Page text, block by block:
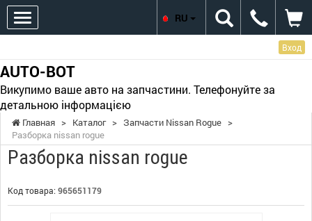
Вход
AUTO-BOT
Викупимо ваше авто на запчастини. Телефонуйте за
детальною інформацією
RU
Главная > Каталог > Запчасти Nissan Rogue >
Разборка nissan rogue
Разборка nissan rogue
Код товара: 965651179